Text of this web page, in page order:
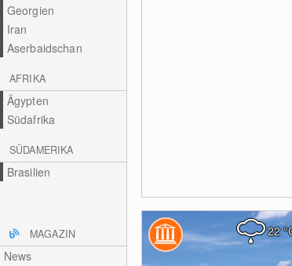
Georgien
Iran
Aserbaidschan
AFRIKA
Ägypten
Südafrika
SÜDAMERIKA
Brasilien
MAGAZIN
News
22